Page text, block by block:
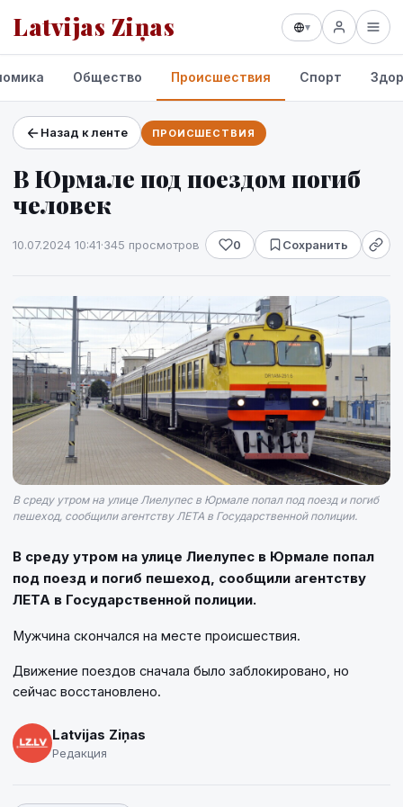
Latvijas Ziņas ▾
Проекты и сервисы
Прогноз погоды
Общество Происшествия Спорт
Назад к ленте ПРОИСШЕСТВИЯ
В Юрмале под поездом погиб
человек
10.07.2024 10:41·345 просмотров 0 Сохранить
В среду утром на улице Лиелупес в Юрмале попал под поезд и погиб
пешеход, сообщили агентству ЛЕТА в Государственной полиции.
В среду утром на улице Лиелупес в Юрмале попал
под поезд и погиб пешеход, сообщили агентству
ЛЕТА в Государственной полиции.
Мужчина скончался на месте происшествия.
Движение поездов сначала было заблокировано, но
сейчас восстановлено.
Latvijas Ziņas
Редакция